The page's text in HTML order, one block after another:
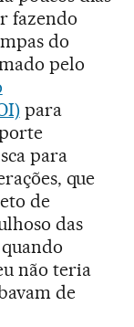
fazendo
do
pelo
para
para
que
de
das
não teria
de